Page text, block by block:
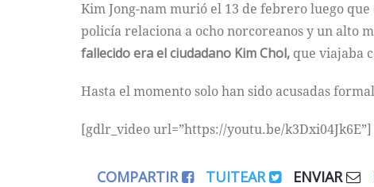
Kim Jong-nam murió el 13 de febrero luego
policía relaciona a ocho norcoreanos y un alto
fallecido era el ciudadano Kim Chol, que viajaba
Hasta el momento solo han sido acusadas
[gdlr_video url=”https://youtu.be/k3Dxi04Jk6E”]
COMPARTIR TUITEAR ENVIAR